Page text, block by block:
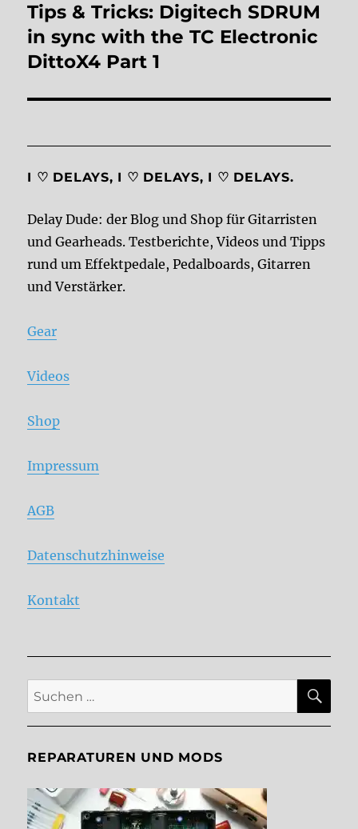
Nächster
Beitrag:
Tips & Tricks: Digitech SDRUM
in sync with the TC Electronic
DittoX4 Part 1
I ♡ DELAYS, I ♡ DELAYS, I ♡ DELAYS.
Delay Dude: der Blog und Shop für Gitarristen
und Gearheads. Testberichte, Videos und Tipps
rund um Effektpedale, Pedalboards, Gitarren
und Verstärker.
Gear
Videos
Shop
Impressum
AGB
Datenschutzhinweise
Kontakt
Suche
nach:
REPARATUREN UND MODS